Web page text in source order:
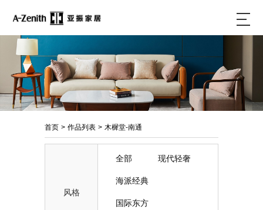
首页 > 作品列表 > 木樨堂-南通
风格
全部 现代轻奢
海派经典
国际东方